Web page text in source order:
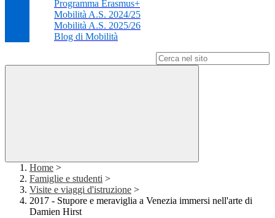
Programma Erasmus+
Mobilità A.S. 2024/25
Mobilità A.S. 2025/26
Blog di Mobilità
Home >
Famiglie e studenti >
Visite e viaggi d'istruzione >
2017 - Stupore e meraviglia a Venezia immersi nell'arte di
Damien Hirst